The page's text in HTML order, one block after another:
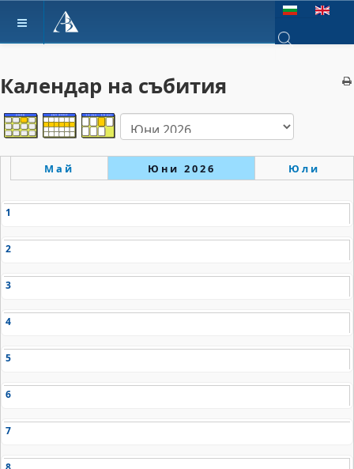
Изберете език
Календар на събития
Май Юни 2026 Юли
1
2
3
4
5
6
7